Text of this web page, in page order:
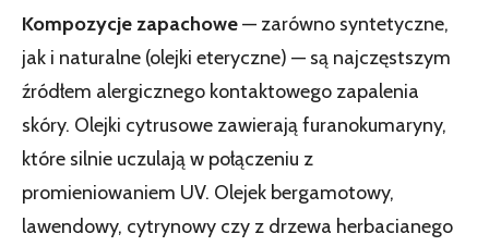
Kompozycje zapachowe— zarówno syntetyczne,
jak i naturalne (olejki eteryczne) — są najczęstszym
źródłem alergicznego kontaktowego zapalenia
skóry. Olejki cytrusowe zawierają furanokumaryny,
które silnie uczulają w połączeniu z
promieniowaniem UV. Olejek bergamotowy,
lawendowy, cytrynowy czy z drzewa herbacianego